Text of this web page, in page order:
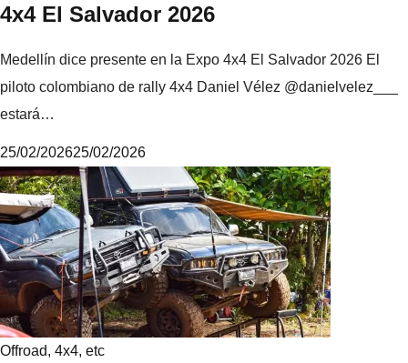
4x4 El Salvador 2026
Medellín dice presente en la Expo 4x4 El Salvador 2026 El
piloto colombiano de rally 4x4 Daniel Vélez @danielvelez___
estará…
M
i
k
e
25/02/202625/02/2026
Offroad, 4x4, etc